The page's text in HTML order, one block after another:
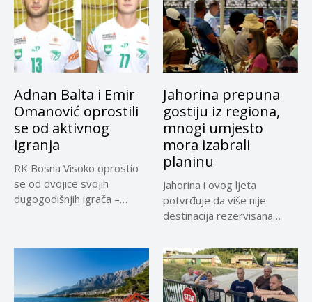
Adnan Balta i Emir
Omanović oprostili
se od aktivnog
igranja
RK Bosna Visoko oprostio
se od dvojice svojih
dugogodišnjih igrača –
Jahorina prepuna
gostiju iz regiona,
mnogi umjesto
mora izabrali
planinu
Jahorina i ovog ljeta
potvrđuje da više nije
destinacija rezervisana